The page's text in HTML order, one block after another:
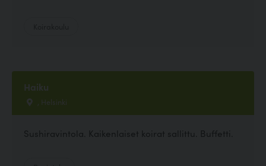
Haiku
, Helsinki
Sushiravintola. Kaikenlaiset koirat sallittu. Buffetti.